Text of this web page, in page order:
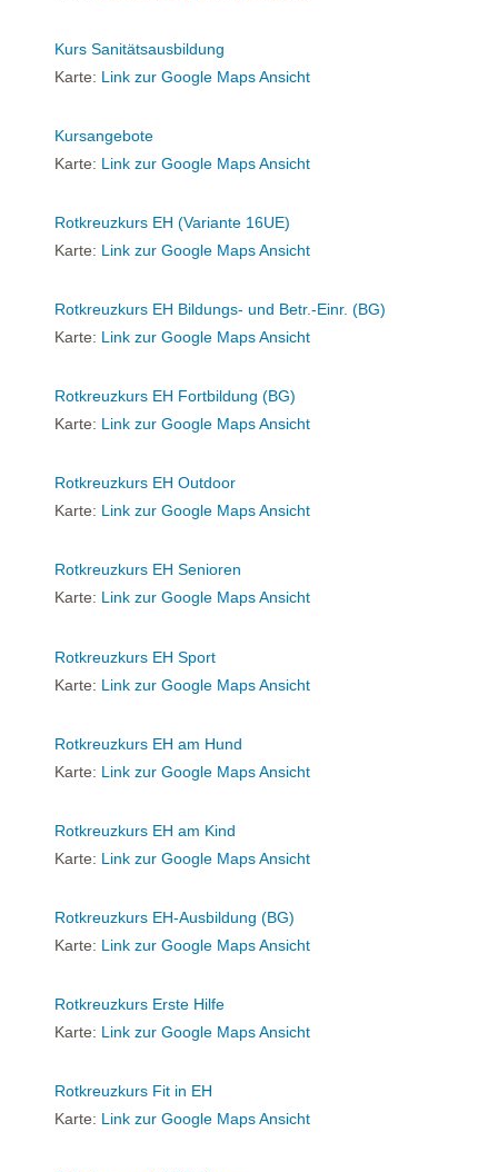
Kurs Sanitätsausbildung
Karte: Link zur Google Maps Ansicht
Kursangebote
Karte: Link zur Google Maps Ansicht
Rotkreuzkurs EH (Variante 16UE)
Karte: Link zur Google Maps Ansicht
Rotkreuzkurs EH Bildungs- und Betr.-Einr. (BG)
Karte: Link zur Google Maps Ansicht
Rotkreuzkurs EH Fortbildung (BG)
Karte: Link zur Google Maps Ansicht
Rotkreuzkurs EH Outdoor
Karte: Link zur Google Maps Ansicht
Rotkreuzkurs EH Senioren
Karte: Link zur Google Maps Ansicht
Rotkreuzkurs EH Sport
Karte: Link zur Google Maps Ansicht
Rotkreuzkurs EH am Hund
Karte: Link zur Google Maps Ansicht
Rotkreuzkurs EH am Kind
Karte: Link zur Google Maps Ansicht
Rotkreuzkurs EH-Ausbildung (BG)
Karte: Link zur Google Maps Ansicht
Rotkreuzkurs Erste Hilfe
Karte: Link zur Google Maps Ansicht
Rotkreuzkurs Fit in EH
Karte: Link zur Google Maps Ansicht